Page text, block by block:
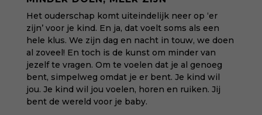
Het ouderschap komt uiteindelijk neer op ‘er
zijn’ voor je kind. En ja, dat voelt soms als een
hele klus. We zijn dag en nacht in touw, we doen
al zoveel! En toch is de kunst om minder van
jezelf te vragen. Om te voelen dat je al genoeg
bent, simpelweg omdat je er bent. Je kind wil
jou. Je kind wil jou voelen, horen en ruiken. Jij
bent de wereld voor je baby.